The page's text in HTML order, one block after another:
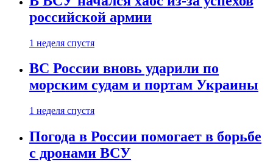
российской армии
1 неделя спустя
ВС России вновь ударили по
морским судам и портам Украины
1 неделя спустя
Погода в России помогает в борьбе
с дронами ВСУ